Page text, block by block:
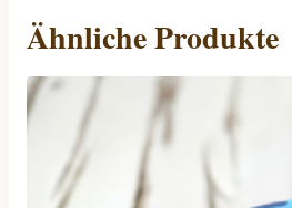
Ähnliche Produkte